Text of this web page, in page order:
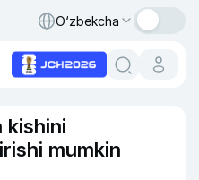
O‘zbekcha
kishini
mumkin